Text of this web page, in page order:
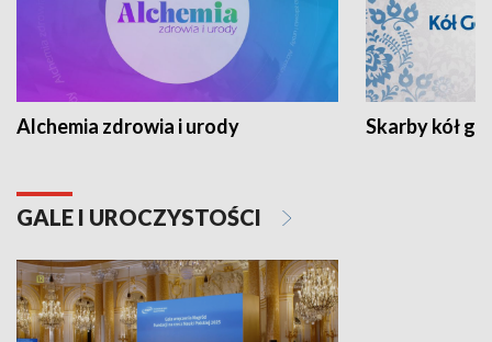
Alchemia zdrowia i urody Skarby kół
GALE I UROCZYSTOŚCI